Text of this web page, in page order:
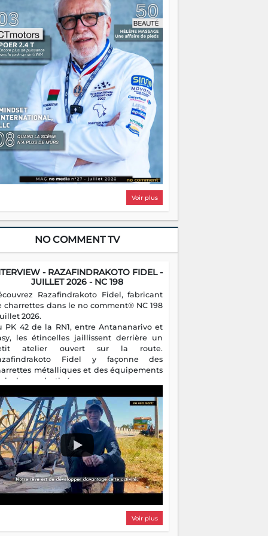
on pourrait s'arrêter là, applaudir et
chez soi satisfait. Mais ce serait
à côté d'une chose essentielle. La
ça brûle fort — et parfois, ça brûle
Une flamme sans direction peut
autant qu'elle peut consumer. C'est
que les aînés entrent en scène — pas
reprendre le gouvernail, mais pour
où sont les récifs. Les jeunes ont la
les vieux ont l'expérience, comme on
Ce n'est pas un combat de générations
c'est une question d'équipage. Partagez
réussites, mais aussi vos échecs. Surtout
échecs, d'ailleurs — ils enseignent
que n'importe quel manuel. À
la barque avance. Il faut juste
que tout le monde rame dans le
Voir plus
NO COMMENT TV
- RAZAFINDRAKOTO FIDEL -
JUILLET 2026 - NC 198
Razafindrakoto Fidel, fabricant
charrettes dans le no comment® NC 198
2026.
PK 42 de la RN1, entre Antananarivo et
les étincelles jaillissent derrière un
atelier ouvert sur la route.
Fidel y façonne des
métalliques et des équipements
destinés aux campagnes
il perpétue un métier discret mais
Voir plus